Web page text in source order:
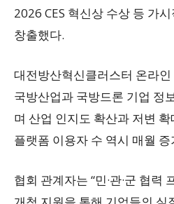
2026 CES 혁신상 수상 등 가
창출했다.
대전방산혁신클러스터 온라
국방산업과 국방드론 기업 정
며 산업 인지도 확산과 저변
플랫폼 이용자 수 역시 매월
협회 관계자는 “민·관·군 협력